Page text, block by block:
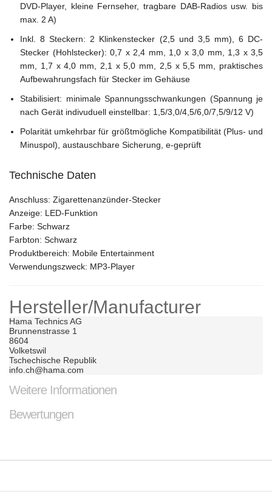
DVD-Player, kleine Fernseher, tragbare DAB-Radios usw. bis
max. 2 A)
Inkl. 8 Steckern: 2 Klinkenstecker (2,5 und 3,5 mm), 6 DC-
Stecker (Hohlstecker): 0,7 x 2,4 mm, 1,0 x 3,0 mm, 1,3 x 3,5
mm, 1,7 x 4,0 mm, 2,1 x 5,0 mm, 2,5 x 5,5 mm, praktisches
Aufbewahrungsfach für Stecker im Gehäuse
Stabilisiert: minimale Spannungsschwankungen (Spannung je
nach Gerät indivuduell einstellbar: 1,5/3,0/4,5/6,0/7,5/9/12 V)
Polarität umkehrbar für größtmögliche Kompatibilität (Plus- und
Minuspol), austauschbare Sicherung, e-geprüft
Technische Daten
Anschluss: Zigarettenanzünder-Stecker
Anzeige: LED-Funktion
Farbe: Schwarz
Farbton: Schwarz
Produktbereich: Mobile Entertainment
Verwendungszweck: MP3-Player
Hersteller/Manufacturer
Hama Technics AG
Brunnenstrasse 1
8604
Volketswil
Tschechische Republik
info.ch@hama.com
Weitere Informationen
Bewertungen